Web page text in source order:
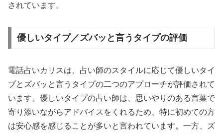
されています。
優しいタイプ／ズバッと言うタイプの評価
電話占いカリスは、占い師のスタイルに応じて優しいタイ
プとズバッと言うタイプの二つのアプローチが評価されて
います。優しいタイプの占い師は、思いやりのある言葉で
寄り添いながらアドバイスをくれるため、特に初めての方
は安心感を感じることが多いと言われています。一方、ズ